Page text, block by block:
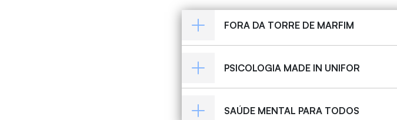
FORA DA TORRE DE MARFIM
PSICOLOGIA MADE IN UNIFOR
SAÚDE MENTAL PARA TODOS